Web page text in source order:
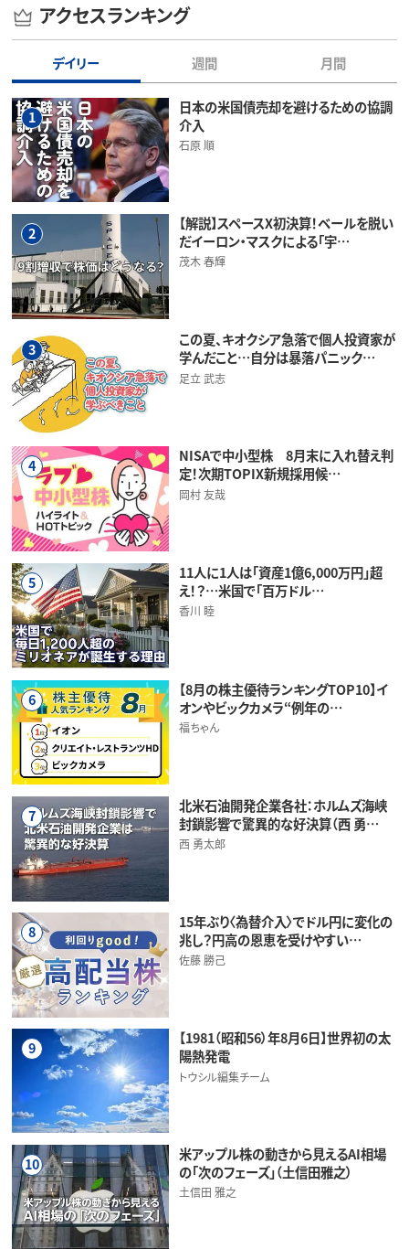
アクセスランキング
デイリー 週間 月間
1
日本の米国債売却を避けるための協調
介入
石原 順
2
【解説】スペースX初決算！ベールを脱い
だイーロン・マスクによる「宇…
茂木 春輝
3
この夏、キオクシア急落で個人投資家が
学んだこと…自分は暴落パニック…
足立 武志
4
NISAで中小型株 8月末に入れ替え判
定！次期TOPIX新規採用候…
岡村 友哉
5
11人に1人は「資産1億6,000万円」超
え！？…米国で「百万ドル…
香川 睦
6
【8月の株主優待ランキングTOP10】イ
オンやビックカメラ“例年の…
福ちゃん
7
北米石油開発企業各社：ホルムズ海峡
封鎖影響で驚異的な好決算（西 勇…
西 勇太郎
8
15年ぶり〈為替介入〉でドル円に変化の
兆し？円高の恩恵を受けやすい…
佐藤 勝己
9
【1981（昭和56）年8月6日】世界初の太
陽熱発電
トウシル編集チーム
10
米アップル株の動きから見えるAI相場
の「次のフェーズ」（土信田雅之）
土信田 雅之